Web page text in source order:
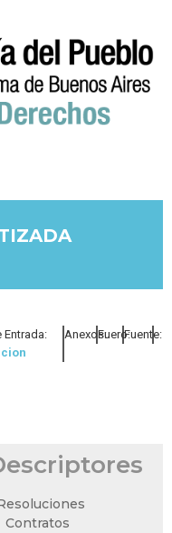
Entrada:
Anexos:Fuero:Fuente:
Contratos